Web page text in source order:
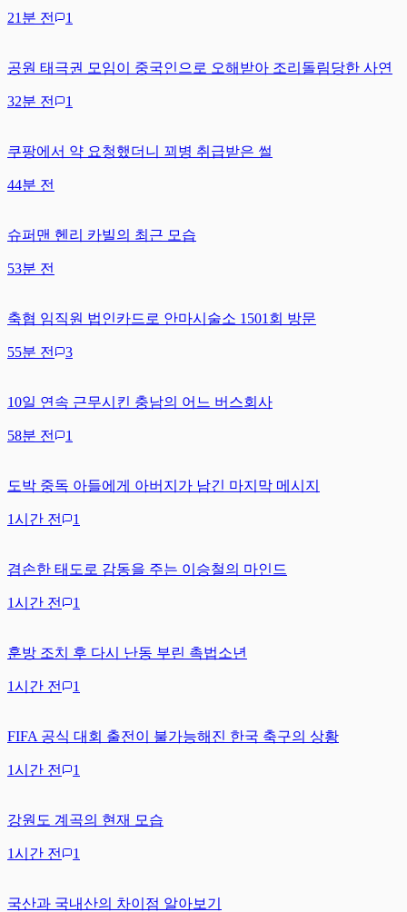
21분 전 1
공원 태극권 모임이 중국인으로 오해받아 조리돌림당한 사연
32분 전 1
쿠팡에서 약 요청했더니 꾀병 취급받은 썰
44분 전
슈퍼맨 헨리 카빌의 최근 모습
53분 전
축협 임직원 법인카드로 안마시술소 1501회 방문
55분 전 3
10일 연속 근무시킨 충남의 어느 버스회사
58분 전 1
도박 중독 아들에게 아버지가 남긴 마지막 메시지
1시간 전 1
겸손한 태도로 감동을 주는 이승철의 마인드
1시간 전 1
훈방 조치 후 다시 난동 부린 촉법소년
1시간 전 1
FIFA 공식 대회 출전이 불가능해진 한국 축구의 상황
1시간 전 1
강원도 계곡의 현재 모습
1시간 전 1
국산과 국내산의 차이점 알아보기